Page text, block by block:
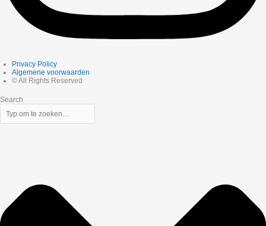
Privacy Policy
Algemene voorwaarden
© All Rights Reserved
Search